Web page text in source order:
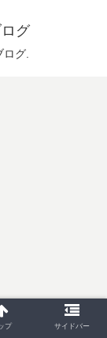
グ
グ.
プ サイドバー